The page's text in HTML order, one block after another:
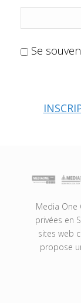
Se
Media
privées en
sites web
propose